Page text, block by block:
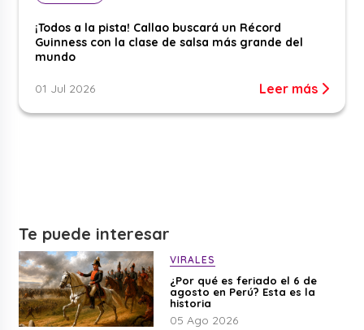
¡Todos a la pista! Callao buscará un Récord
Guinness con la clase de salsa más grande del
mundo
01 Jul 2026 Leer más
Te puede interesar
VIRALES
¿Por qué es feriado el 6 de
agosto en Perú? Esta es la
historia
05 Ago 2026